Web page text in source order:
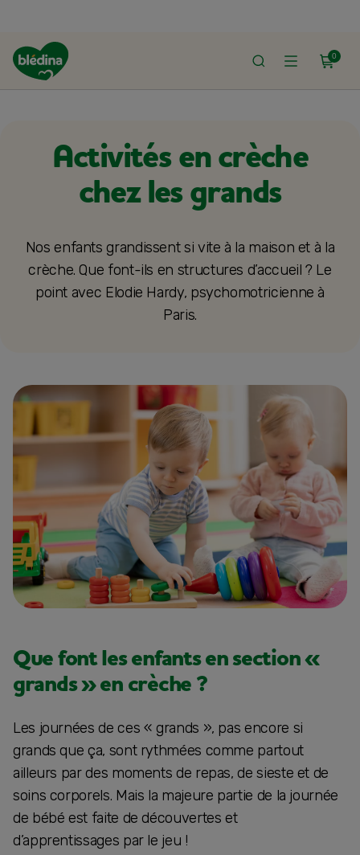
0
ACCUEIL
Activités en crèche
chez les grands
Nos enfants grandissent si vite à la maison et à la
crèche. Que font-ils en structures d’accueil ? Le
point avec Elodie Hardy, psychomotricienne à
Paris.
Que font les enfants en section «
grands » en crèche ?
Les journées de ces « grands », pas encore si
grands que ça, sont rythmées comme partout
ailleurs par des moments de repas, de sieste et de
soins corporels. Mais la majeure partie de la journée
de bébé est faite de découvertes et
d’apprentissages par le jeu !